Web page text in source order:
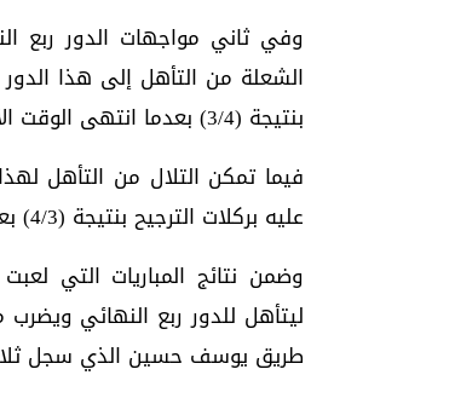
الشعلة من التأهل إلى هذا
بنتيجة (3/4) بعدما انتهى الوقت الأصلي للقاء بالتعادل الإيجابي 2/2.
فيما تمكن التلال من التأهل
عليه بركلات الترجيح بنتيجة (4/3) بعدما انتهى الوقت الأصلي للقاء بالتعادل السلبي.
وضمن نتائج المباريات التي
طريق يوسف حسين الذي سجل